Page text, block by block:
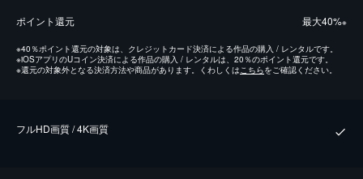
ポイント還元 最⼤40%※
※40％ポイント還元の対象は、クレジットカード決済による作品の購入 / レンタルです。
※iOSアプリのUコイン決済による作品の購入 / レンタルは、20％のポイント還元です。
※還元の対象外となる決済方法や商品があります。くわしくはこちらをご確認ください。
フルHD画質 / 4K画質